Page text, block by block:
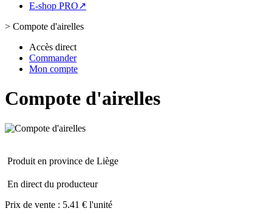
E-shop PRO↗
> Compote d'airelles
Accès direct
Commander
Mon compte
Compote d'airelles
Produit en province de Liège
En direct du producteur
Prix de vente : 5.41 € l'unité